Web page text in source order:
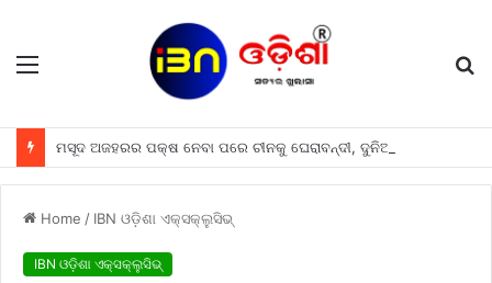
Menu
Home / IBN ଓଡ଼ିଶା ଏକ୍ସକ୍ଲୁସିଭ୍
IBN ଓଡ଼ିଶା ଏକ୍ସକ୍ଲୁସିଭ୍